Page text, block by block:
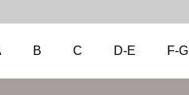
B C D-E F-G